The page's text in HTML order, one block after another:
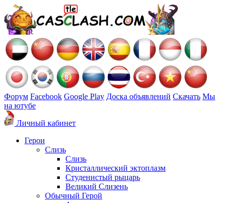
Форум Facebook Google Play Доска объявлений Скачать Мы
на ютубе
Личный кабинет
Герои
Слизь
Слизь
Кристаллический эктоплазм
Студенистый рыцарь
Великий Слизень
Обычный Герой